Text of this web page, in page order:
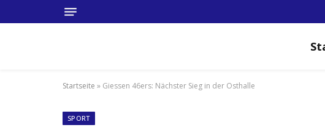
Startseite » Giessen 46ers: Nächster Sieg in der Osthalle
SPORT